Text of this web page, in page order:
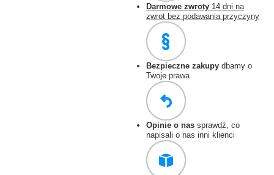
Darmowe zwroty 14 dni na
zwrot bez podawania przyczyny
Bezpieczne zakupy dbamy o
Twoje prawa
Opinie o nas sprawdź, co
napisali o nas inni klienci